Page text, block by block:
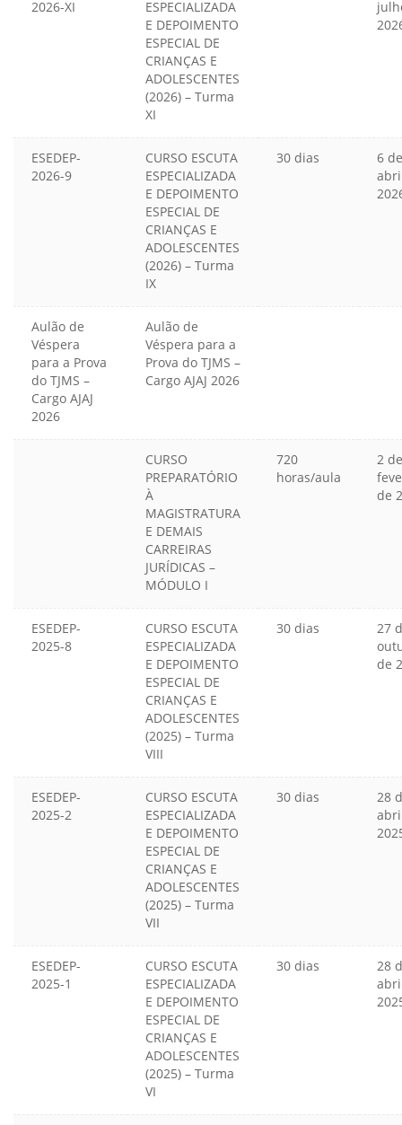
2026-XI
ESPECIALIZADA
E DEPOIMENTO
ESPECIAL DE
CRIANÇAS E
ADOLESCENTES
(2026) – Turma
XI
ESEDEP-
2026-9
CURSO ESCUTA
ESPECIALIZADA
E DEPOIMENTO
ESPECIAL DE
CRIANÇAS E
ADOLESCENTES
(2026) – Turma
IX
30 dias
6 de
Aulão de
Véspera
para a Prova
do TJMS –
Cargo AJAJ
2026
Aulão de
Véspera para a
Prova do TJMS –
Cargo AJAJ 2026
CURSO
PREPARATÓRIO
À
MAGISTRATURA
E DEMAIS
CARREIRAS
JURÍDICAS –
MÓDULO I
720
horas/aula
2 de
de
ESEDEP-
2025-8
CURSO ESCUTA
ESPECIALIZADA
E DEPOIMENTO
ESPECIAL DE
CRIANÇAS E
ADOLESCENTES
(2025) – Turma
VIII
30 dias
27
de
ESEDEP-
2025-2
CURSO ESCUTA
ESPECIALIZADA
E DEPOIMENTO
ESPECIAL DE
CRIANÇAS E
ADOLESCENTES
(2025) – Turma
VII
30 dias
28
ESEDEP-
2025-1
CURSO ESCUTA
ESPECIALIZADA
E DEPOIMENTO
ESPECIAL DE
CRIANÇAS E
ADOLESCENTES
(2025) – Turma
VI
30 dias
28